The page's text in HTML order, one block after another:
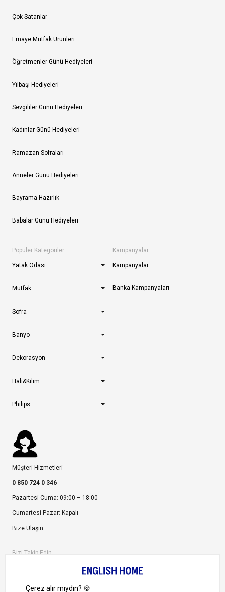
Çok Satanlar
Emaye Mutfak Ürünleri
Öğretmenler Günü Hediyeleri
Yılbaşı Hediyeleri
Sevgililer Günü Hediyeleri
Kadınlar Günü Hediyeleri
Ramazan Sofraları
Anneler Günü Hediyeleri
Bayrama Hazırlık
Babalar Günü Hediyeleri
Popüler Kategoriler
Yatak Odası
Mutfak
Sofra
Banyo
Dekorasyon
Halı&Kilim
Philips
Kampanyalar
Kampanyalar
Banka Kampanyaları
Müşteri Hizmetleri
0 850 724 0 346
Pazartesi-Cuma: 09:00 – 18:00
Cumartesi-Pazar: Kapalı
Bize Ulaşın
Bizi Takip Edin